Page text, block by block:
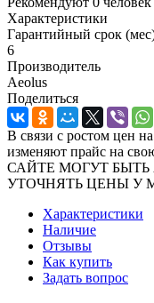
Характеристики
Гарантийный срок
6
Производитель
Aeolus
Поделиться
В связи с ростом цен
изменяют прайс на
САЙТЕ МОГУТ
УТОЧНЯТЬ ЦЕНЫ У
Характеристики
Наличие
Отзывы
Как купить
Задать вопрос